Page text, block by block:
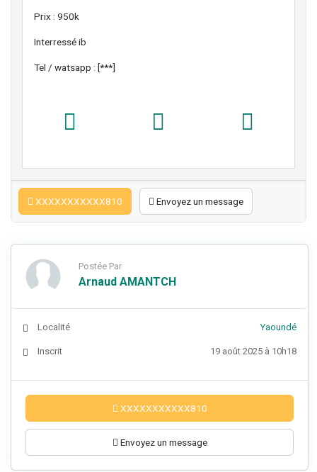
Prix : 950k
Interressé ib
Tel / watsapp : [***]
XXXXXXXXXXX810 Envoyez un message
Postée Par
Arnaud AMANTCH
Localité Yaoundé
Inscrit 19 août 2025 à 10h18
XXXXXXXXXXX810
Envoyez un message